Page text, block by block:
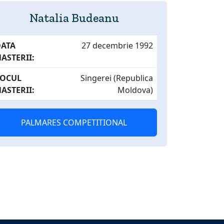
Natalia Budeanu
27 decembrie 1992
Singerei (Republica
Moldova)
PALMARES COMPETITIONAL